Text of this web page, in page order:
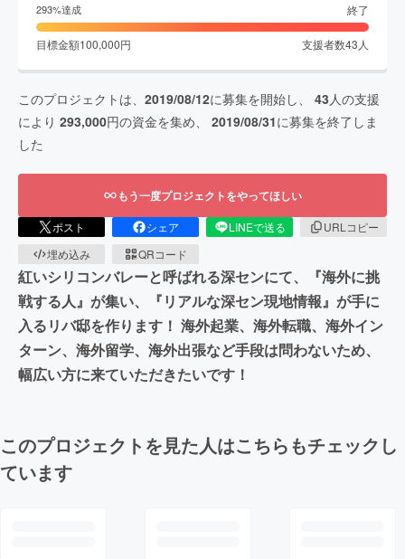
293%達成 終了
目標金額100,000円 支援者数43 人
このプロジェクトは、 2019/08/12に募集を開始し、 43 人の支援
により 293,000円の資金を集め、 2019/08/31に募集を終了しま
した
もう一度プロジェクトをやってほしい
ポスト シェア LINEで送る
URLコピー
埋め込み
QRコード
紅いシリコンバレーと呼ばれる深センにて、『海外に挑
戦する人』が集い、『リアルな深セン現地情報』が手に
入るリバ邸を作ります！ 海外起業、海外転職、海外イン
ターン、海外留学、海外出張など手段は問わないため、
幅広い方に来ていただきたいです！
このプロジェクトを見た人はこちらもチェックし
ています